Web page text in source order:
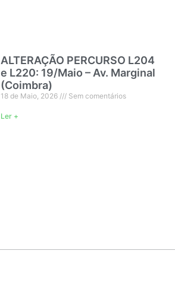
ALTERAÇÃO PERCURSO L204
e L220: 19/Maio – Av. Marginal
(Coimbra)
18 de Maio, 2026 Sem comentários
Ler +